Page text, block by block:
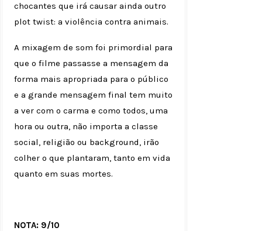
chocantes que irá causar ainda outro
plot twist: a violência contra animais.
A mixagem de som foi primordial para
que o filme passasse a mensagem da
forma mais apropriada para o público
e a grande mensagem final tem muito
a ver com o carma e como todos, uma
hora ou outra, não importa a classe
social, religião ou background, irão
colher o que plantaram, tanto em vida
quanto em suas mortes.
NOTA: 9/10